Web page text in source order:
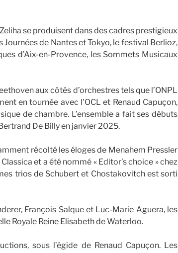
se produisent dans des cadres prestigieux
Journées de Nantes et Tokyo, le festival Berlioz,
d’Aix-en-Provence, les Sommets Musicaux
aux côtés d’orchestres tels que l’ONPL
en tournée avec l’OCL et Renaud Capuçon,
de chambre. L’ensemble a fait ses débuts
De Billy en janvier 2025.
récolté les éloges de Menahem Pressler
et a été nommé « Editor’s choice » chez
trios de Schubert et Chostakovitch est sorti
François Salque et Luc-Marie Aguera, les
Royale Reine Elisabeth de Waterloo.
sous l’égide de Renaud Capuçon. Les